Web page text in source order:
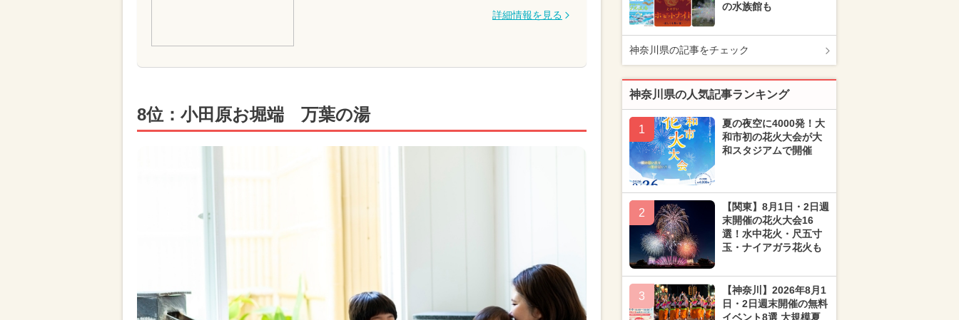
詳細情報を見る
8位：小田原お堀端 万葉の湯
の水族館も
神奈川県の記事をチェック
神奈川県の人気記事ランキング
1
夏の夜空に4000発！大
和市初の花火大会が大
和スタジアムで開催
2
【関東】8月1日・2日週
末開催の花火大会16
選！水中花火・尺五寸
玉・ナイアガラ花火も
3
【神奈川】2026年8月1
日・2日週末開催の無料
イベント8選 大規模夏